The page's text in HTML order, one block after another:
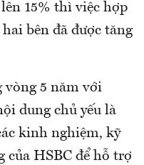
15% thì việc hợp
bên đã được tăng
vòng 5 năm với
dung chủ yếu là
kinh nghiệm, kỹ
của HSBC để hỗ trợ